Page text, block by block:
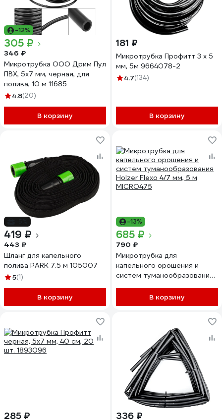
-12%
305 ₽
346 ₽
Микротрубка ООО Дрим Пул
ПВХ, 5x7 мм, черная, для
полива, 10 м 11685
4.8(20)
В корзину
181 ₽
Микротрубка Профитт 3 х 5
мм, 5м 9664078-2
4.7(134)
В корзину
419 ₽
443 ₽
Шланг для капельного
полива PARK 7.5 м 105007
5(1)
В корзину
-13%
685 ₽
790 ₽
Микротрубка для
капельного орошения и
систем туманообразования
MICRO475В корзину
285 ₽ 336 ₽